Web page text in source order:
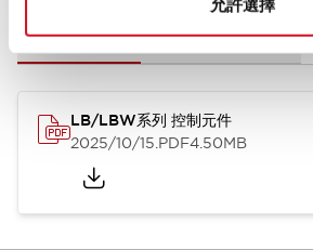
允許選擇
型錄和宣傳手冊 CAD檔 認證與標準
LB/LBW系列 控制元件
2025/10/15.PDF4.50MB